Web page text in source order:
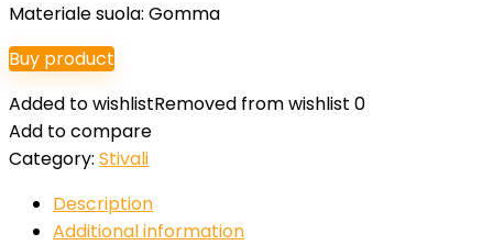
Materiale suola: Gomma
Buy product
Added to wishlistRemoved from wishlist 0
Add to compare
Category: Stivali
Description
Additional information